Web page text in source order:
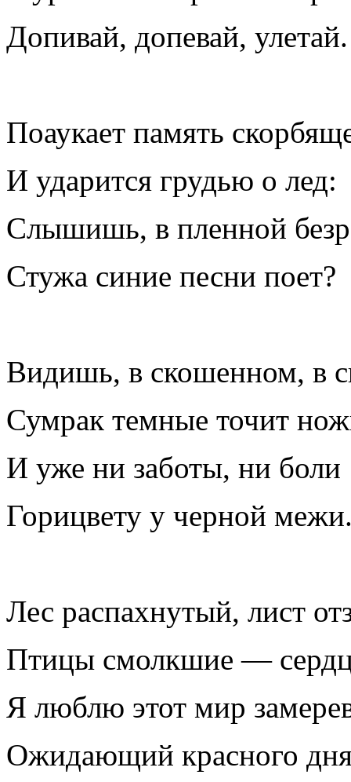
Допивай, допевай, улетай.
Поаукает память
И ударится грудью о лед:
Слышишь, в пленной
Стужа синие песни поет?
Видишь, в скошенном, в
Сумрак темные точит
И уже ни заботы, ни боли
Горицвету у черной
Лес распахнутый, лист
Птицы смолкшие —
Я люблю этот мир
Ожидающий красного